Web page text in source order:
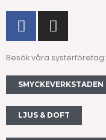
F
a
c
e
b
o
o
k
I
n
s
t
a
g
r
a
Besök våra systerföretag:
SMYCKEVERKSTADEN
LJUS & DOFT